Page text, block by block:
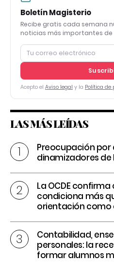
Boletín Magisterio
Recibe gratis cada semana
noticias más importantes de
Acepto el Aviso legal y la Política de
LAS MÁS LEÍDAS
Preocupación por
dinamizadores de
La OCDE
condiciona más
orientación
Contabilidad,
personales: la
formar alumnos